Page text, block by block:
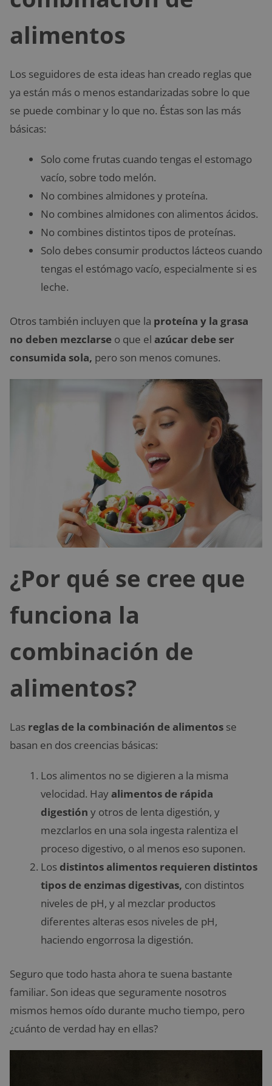
alimentos
Los seguidores de esta ideas han creado reglas que
ya están más o menos estandarizadas sobre lo que
se puede combinar y lo que no. Éstas son las más
básicas:
Solo come frutas cuando tengas el estomago
vacío, sobre todo melón.
No combines almidones y proteína.
No combines almidones con alimentos ácidos.
No combines distintos tipos de proteínas.
Solo debes consumir productos lácteos cuando
tengas el estómago vacío, especialmente si es
leche.
Otros también incluyen que la proteína y la grasa
no deben mezclarse o que el azúcar debe ser
consumida sola, pero son menos comunes.
¿Por qué se cree que
funciona la
combinación de
alimentos?
Las reglas de la combinación de alimentos se
basan en dos creencias básicas:
Los alimentos no se digieren a la misma
velocidad. Hay alimentos de rápida
digestión y otros de lenta digestión, y
mezclarlos en una sola ingesta ralentiza el
proceso digestivo, o al menos eso suponen.
Los distintos alimentos requieren distintos
tipos de enzimas digestivas, con distintos
niveles de pH, y al mezclar productos
diferentes alteras esos niveles de pH,
haciendo engorrosa la digestión.
Seguro que todo hasta ahora te suena bastante
familiar. Son ideas que seguramente nosotros
mismos hemos oído durante mucho tiempo, pero
¿cuánto de verdad hay en ellas?